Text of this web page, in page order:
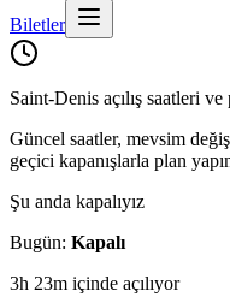
Biletler
Saint‑Denis açılış saatleri
Güncel saatler, mevsim
geçici kapanışlarla plan
Şu anda kapalıyız
Bugün: Kapalı
3h 23m içinde açılıyor